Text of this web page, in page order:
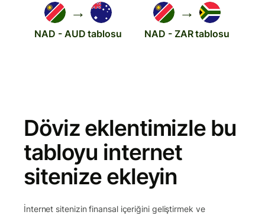
→
NAD - AUD tablosu
→
NAD - ZAR tablosu
Döviz eklentimizle bu
tabloyu internet
sitenize ekleyin
İnternet sitenizin finansal içeriğini geliştirmek ve